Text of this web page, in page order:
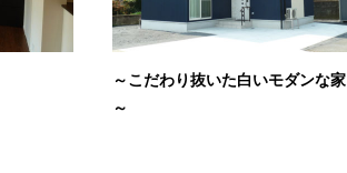
～こだわり抜いた白いモダンな家
～